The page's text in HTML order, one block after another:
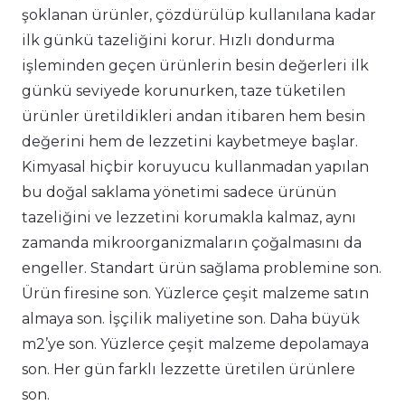
şoklanan ürünler, çözdürülüp kullanılana kadar
ilk günkü tazeliğini korur. Hızlı dondurma
işleminden geçen ürünlerin besin değerleri ilk
günkü seviyede korunurken, taze tüketilen
ürünler üretildikleri andan itibaren hem besin
değerini hem de lezzetini kaybetmeye başlar.
Kimyasal hiçbir koruyucu kullanmadan yapılan
bu doğal saklama yönetimi sadece ürünün
tazeliğini ve lezzetini korumakla kalmaz, aynı
zamanda mikroorganizmaların çoğalmasını da
engeller. Standart ürün sağlama problemine son.
Ürün firesine son. Yüzlerce çeşit malzeme satın
almaya son. İşçilik maliyetine son. Daha büyük
m2’ye son. Yüzlerce çeşit malzeme depolamaya
son. Her gün farklı lezzette üretilen ürünlere
son.